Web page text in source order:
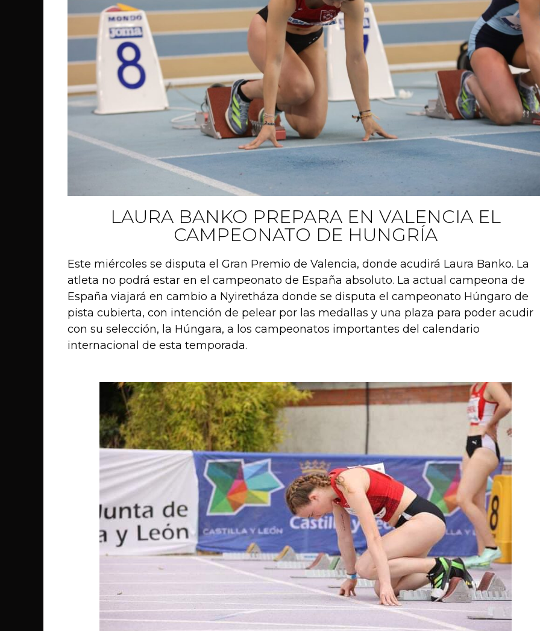
LAURA BANKO PREPARA EN VALENCIA EL
CAMPEONATO DE HUNGRÍA
Este miércoles se disputa el Gran Premio de Valencia, donde acudirá Laura Banko. La
atleta no podrá estar en el campeonato de España absoluto. La actual campeona de
España viajará en cambio a Nyiretháza donde se disputa el campeonato Húngaro de
pista cubierta, con intención de pelear por las medallas y una plaza para poder acudir
con su selección, la Húngara, a los campeonatos importantes del calendario
internacional de esta temporada.